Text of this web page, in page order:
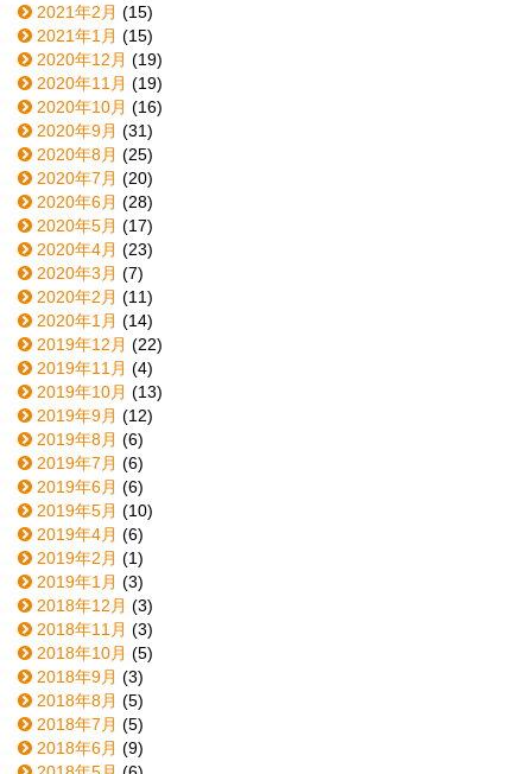
2021年2月 (15)
2021年1月 (15)
2020年12月 (19)
2020年11月 (19)
2020年10月 (16)
2020年9月 (31)
2020年8月 (25)
2020年7月 (20)
2020年6月 (28)
2020年5月 (17)
2020年4月 (23)
2020年3月 (7)
2020年2月 (11)
2020年1月 (14)
2019年12月 (22)
2019年11月 (4)
2019年10月 (13)
2019年9月 (12)
2019年8月 (6)
2019年7月 (6)
2019年6月 (6)
2019年5月 (10)
2019年4月 (6)
2019年2月 (1)
2019年1月 (3)
2018年12月 (3)
2018年11月 (3)
2018年10月 (5)
2018年9月 (3)
2018年8月 (5)
2018年7月 (5)
2018年6月 (9)